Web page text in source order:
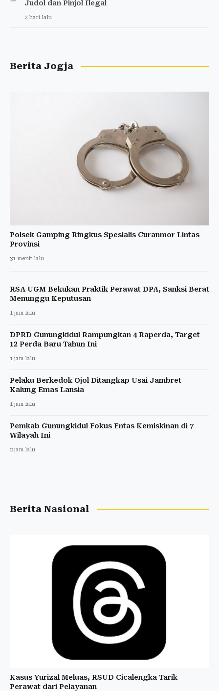
Judol dan Pinjol Ilegal
2 hari lalu
Berita Jogja
Polsek Gamping Ringkus Spesialis Curanmor Lintas
Provinsi
31 menit lalu
RSA UGM Bekukan Praktik Perawat DPA, Sanksi Berat
Menunggu Keputusan
1 jam lalu
DPRD Gunungkidul Rampungkan 4 Raperda, Target
12 Perda Baru Tahun Ini
1 jam lalu
Pelaku Berkedok Ojol Ditangkap Usai Jambret
Kalung Emas Lansia
1 jam lalu
Pemkab Gunungkidul Fokus Entas Kemiskinan di 7
Wilayah Ini
2 jam lalu
Berita Nasional
Kasus Yurizal Meluas, RSUD Cicalengka Tarik
Perawat dari Pelayanan